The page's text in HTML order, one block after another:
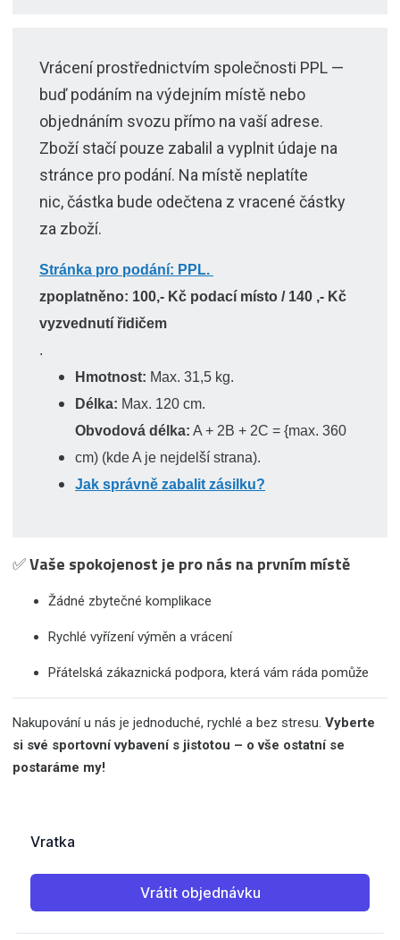
Vrácení prostřednictvím společnosti PPL —
buď podáním na výdejním místě nebo
objednáním svozu přímo na vaší adrese.
Zboží stačí pouze zabalil a vyplnit údaje na
stránce pro podání. Na místě neplatíte
nic, částka bude odečtena z vracené částky
za zboží.
Stránka pro podání: PPL.
zpoplatněno: 100,- Kč podací místo / 140 ,- Kč
vyzvednutí řidičem
.
Hmotnost: Max. 31,5 kg.
Délka: Max. 120 cm.
Obvodová délka: A + 2B + 2C = {max. 360
cm) (kde A je nejdelší strana).
Jak správně zabalit zásilku?
✅Vaše spokojenost je pro nás na prvním místě
Žádné zbytečné komplikace
Rychlé vyřízení výměn a vrácení
Přátelská zákaznická podpora, která vám ráda pomůže
Nakupování u nás je jednoduché, rychlé a bez stresu.Vyberte
si své sportovní vybavení s jistotou – o vše ostatní se
postaráme my!